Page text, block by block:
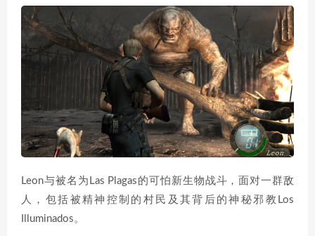
Leon与被名为Las Plagas的可怕新生物战斗，面对一群敌
人，包括被精神控制的村民及其背后的神秘邪教Los
Illuminados。